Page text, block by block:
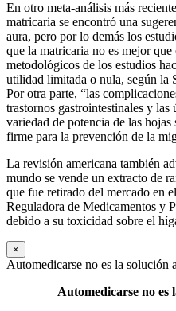
En otro meta-análisis más
matricaria se encontró una
aura, pero por lo demás los
que la matricaria no es mejor
metodológicos de los estudios
utilidad limitada o nula, según la
Por otra parte, “las
trastornos gastrointestinales y las
variedad de potencia de las
firme para la prevención de la
La revisión americana también
mundo se vende un extracto de
que fue retirado del mercado en
Reguladora de Medicamentos y
debido a su toxicidad sobre el
×
Automedicarse no es la solución
Automedicarse no es